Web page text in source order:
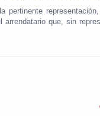
pertinente
que, sin